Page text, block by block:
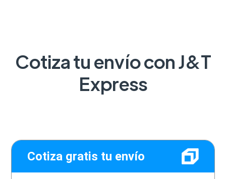
Cotiza tu envío con J&T
Express
Cotiza gratis tu envío